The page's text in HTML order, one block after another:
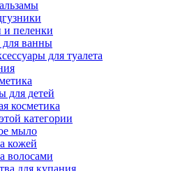
и пеленки
для ванны
для туалета
для детей
косметика
категории
мыло
кожей
волосами
для купания